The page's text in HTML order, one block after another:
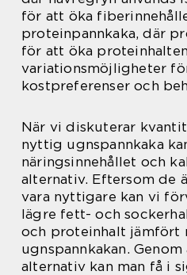
för att öka
proteinpannkaka, där
för att öka
variationsmöjligheter
kostpreferenser och
När vi diskuterar
nyttig ugnspannkaka
näringsinnehållet och
alternativ. Eftersom de
vara nyttigare kan vi
lägre fett- och
och proteinhalt jämfört
ugnspannkakan.
alternativ kan man få i